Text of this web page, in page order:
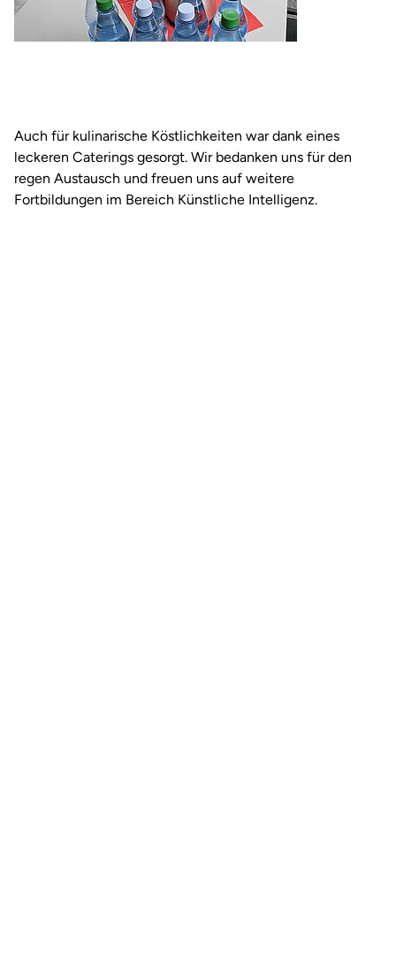
Auch für kulinarische Köstlichkeiten war dank eines
leckeren Caterings gesorgt. Wir bedanken uns für den
regen Austausch und freuen uns auf weitere
Fortbildungen im Bereich Künstliche Intelligenz.